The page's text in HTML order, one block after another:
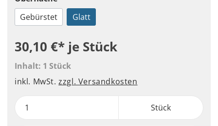
Gebürstet
Glatt
30,10 €* je Stück
Inhalt: 1 Stück
inkl. MwSt.zzgl. Versandkosten
Stück